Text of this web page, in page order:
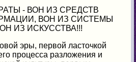
- ВОН ИЗ СРЕДСТВ
ВОН ИЗ СИСТЕМЫ
ИЗ ИСКУССТВА!!!
эры, первой ласточкой
процесса разложения и